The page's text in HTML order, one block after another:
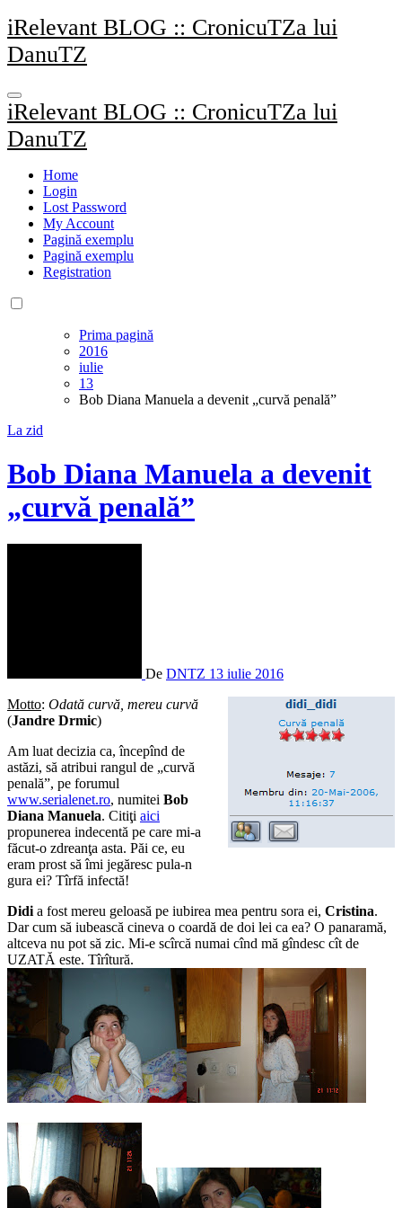
Sari
la
conținut
iRelevant BLOG :: CronicuTZa lui
DanuTZ
iRelevant BLOG :: CronicuTZa lui
DanuTZ
Home
Login
Lost Password
My Account
Pagină exemplu
Pagină exemplu
Registration
Prima pagină
2016
iulie
13
Bob Diana Manuela a devenit „curvă penală”
La zid
Bob Diana Manuela a devenit
„curvă penală”
De DNTZ 13 iulie 2016
Motto: Odată curvă, mereu curvă
(Jandre Drmic)
Am luat decizia ca, începînd de
astăzi, să atribui rangul de „curvă
penală”, pe forumul
www.serialenet.ro, numitei Bob
Diana Manuela. Citiţi aici
propunerea indecentă pe care mi-a
făcut-o zdreanţa asta. Păi ce, eu
eram prost să îmi jegăresc pula-n
gura ei? Tîrfă infectă!
Didi a fost mereu geloasă pe iubirea mea pentru sora ei, Cristina.
Dar cum să iubească cineva o coardă de doi lei ca ea? O panaramă,
altceva nu pot să zic. Mi-e scîrcă numai cînd mă gîndesc cît de
UZATĂ este. Tîrîtură.